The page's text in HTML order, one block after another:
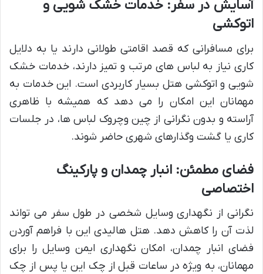
آسایش در سفر: خدمات خشک شویی و
اتوکشی
برای مسافرانی که قصد اقامتی طولانی دارند یا به دلایل
کاری نیاز به لباس های مرتب و تمیز دارند، خدمات خشک
شویی و اتوکشی هتل بسیار کاربردی است. این خدمات به
مهمانان این امکان را می دهد که همیشه با ظاهری
آراسته و بدون نگرانی از چین وچروک لباس ها، در جلسات
کاری یا گشت وگذارهای شهری حاضر شوند.
فضای مطمئن: انبار چمدان و پارکینگ
اختصاصی
نگرانی از نگهداری وسایل شخصی در طول سفر می تواند
لذت آن را کاهش دهد. هتل هالیدی این با فراهم آوردن
فضای انبار چمدان، امکان نگهداری ایمن وسایل را برای
مهمانان، به ویژه در ساعات قبل از چک این یا پس از چک